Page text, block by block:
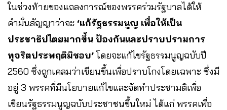
ในช่วงท้ายของแถลงการณ์ของพรรคร่วมรัฐบาลได้ให้
คำมั่นสัญญาว่าจะ ‘แก้รัฐธรรมนูญ เพื่อให้เป็น
ประชาธิปไตยมากขึ้น ป้องกันและปราบปรามการ
ทุจริตประพฤติมิชอบ’โดยจะแก้ไขรัฐธรรมนูญฉบับปี
2560 ซึ่งถูกเคลมว่าเขียนขึ้นเพื่อปราบโกงโดยเฉพาะ ซึ่งมี
อยู่ 3 พรรคที่มีนโยบายแก้ไขและจัดทำประชามติเพื่อ
เขียนรัฐธรรมนูญฉบับประชาชนขึ้นใหม่ ได้แก่ พรรคเพื่อ